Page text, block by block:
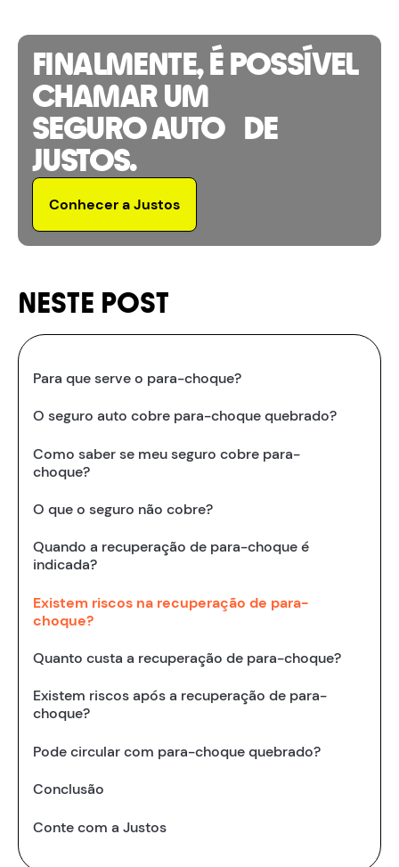
FINALMENTE, É POSSÍVEL
CHAMAR UM
SEGURO AUTO DE
JUSTOS.
Conhecer a Justos
NESTE POST
Para que serve o para-choque?
O seguro auto cobre para-choque quebrado?
Como saber se meu seguro cobre para-
choque?
O que o seguro não cobre?
Quando a recuperação de para-choque é
indicada?
Existem riscos na recuperação de para-
choque?
Quanto custa a recuperação de para-choque?
Existem riscos após a recuperação de para-
choque?
Pode circular com para-choque quebrado?
Conclusão
Conte com a Justos